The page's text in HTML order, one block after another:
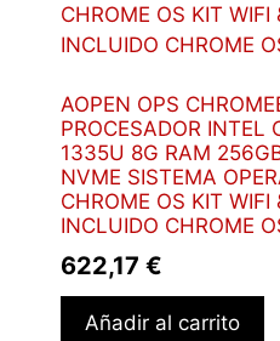
AOPEN OPS
PROCESADOR INTEL
1335U 8G RAM
NVME SISTEMA
CHROME OS KIT WIFI
INCLUIDO CHROME
622,17 €
Añadir al carrito